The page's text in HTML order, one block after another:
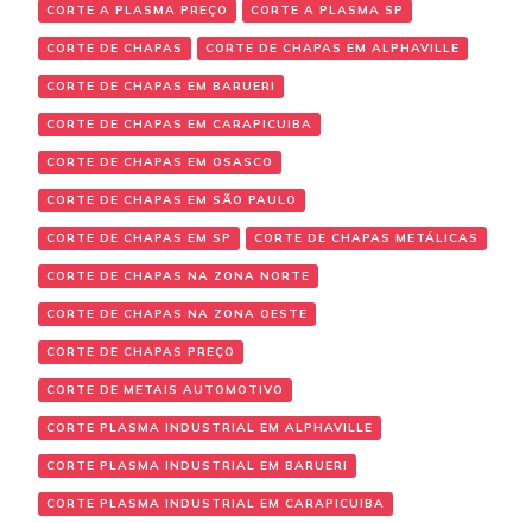
CORTE A PLASMA PREÇO CORTE A PLASMA SP
CORTE DE CHAPAS CORTE DE CHAPAS EM ALPHAVILLE
CORTE DE CHAPAS EM BARUERI
CORTE DE CHAPAS EM CARAPICUIBA
CORTE DE CHAPAS EM OSASCO
CORTE DE CHAPAS EM SÃO PAULO
CORTE DE CHAPAS EM SP CORTE DE CHAPAS METÁLICAS
CORTE DE CHAPAS NA ZONA NORTE
CORTE DE CHAPAS NA ZONA OESTE
CORTE DE CHAPAS PREÇO
CORTE DE METAIS AUTOMOTIVO
CORTE PLASMA INDUSTRIAL EM ALPHAVILLE
CORTE PLASMA INDUSTRIAL EM BARUERI
CORTE PLASMA INDUSTRIAL EM CARAPICUIBA